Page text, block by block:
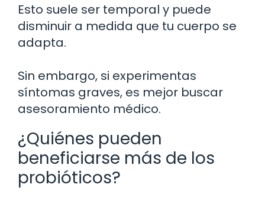
Esto suele ser temporal y puede
disminuir a medida que tu cuerpo se
adapta.
Sin embargo, si experimentas
síntomas graves, es mejor buscar
asesoramiento médico.
¿Quiénes pueden
beneficiarse más de los
probióticos?